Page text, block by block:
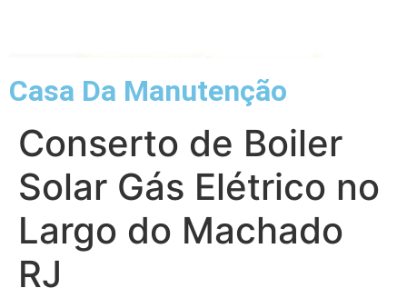
Casa Da Manutenção
Conserto de Boiler
Solar Gás Elétrico no
Largo do Machado
RJ